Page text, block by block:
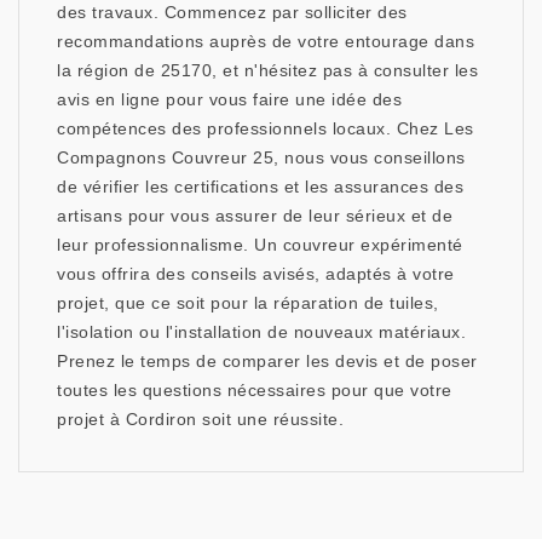
des travaux. Commencez par solliciter des
recommandations auprès de votre entourage dans
la région de 25170, et n'hésitez pas à consulter les
avis en ligne pour vous faire une idée des
compétences des professionnels locaux. Chez Les
Compagnons Couvreur 25, nous vous conseillons
de vérifier les certifications et les assurances des
artisans pour vous assurer de leur sérieux et de
leur professionnalisme. Un couvreur expérimenté
vous offrira des conseils avisés, adaptés à votre
projet, que ce soit pour la réparation de tuiles,
l'isolation ou l'installation de nouveaux matériaux.
Prenez le temps de comparer les devis et de poser
toutes les questions nécessaires pour que votre
projet à Cordiron soit une réussite.